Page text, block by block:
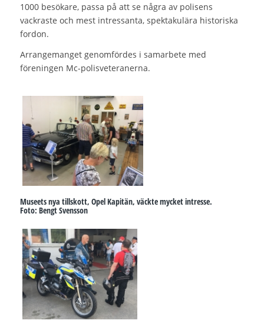
1000 besökare, passa på att se några av polisens
vackraste och mest intressanta, spektakulära historiska
fordon.
Arrangemanget genomfördes i samarbete med
föreningen Mc-polisveteranerna.
Museets nya tillskott, Opel Kapitän, väckte mycket intresse.
Foto: Bengt Svensson